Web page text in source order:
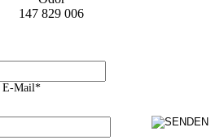
147 829 006
E-Mail*